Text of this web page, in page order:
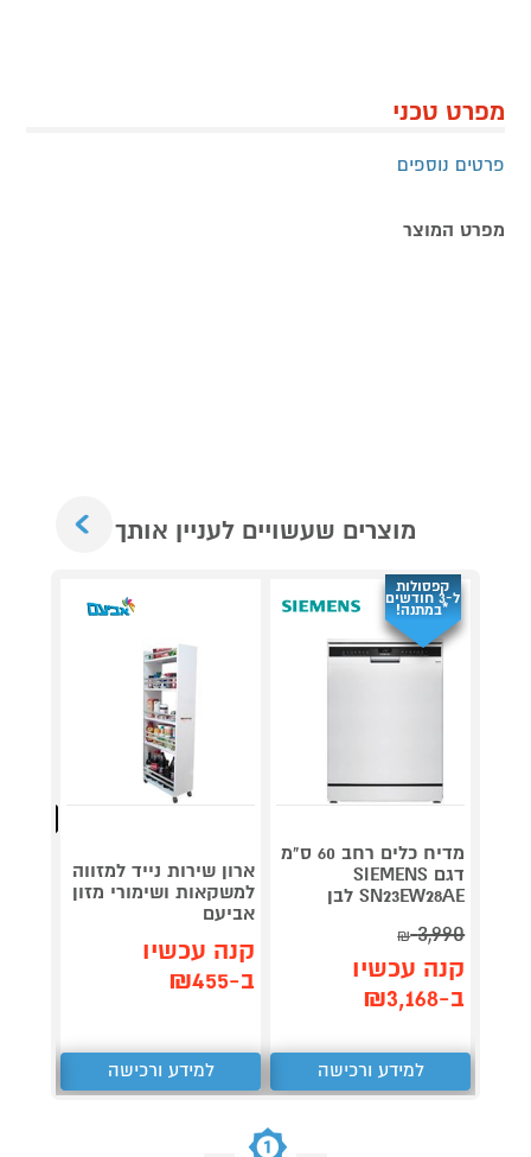
מפרט טכני
פרטים נוספים
מפרט המוצר
מוצרים שעשויים לעניין אותך
קפסולות
ל-3 חודשים
*במתנה!
מדיח כלים רחב 60 ס"מ
דגם SIEMENS
SN23EW28AE לבן
3,990
₪
קנה עכשיו
ב-₪3,168
למידע ורכישה
ארון שירות נייד למזווה
למשקאות ושימורי מזון
אביעם
קנה עכשיו
ב-₪455
למידע ורכישה